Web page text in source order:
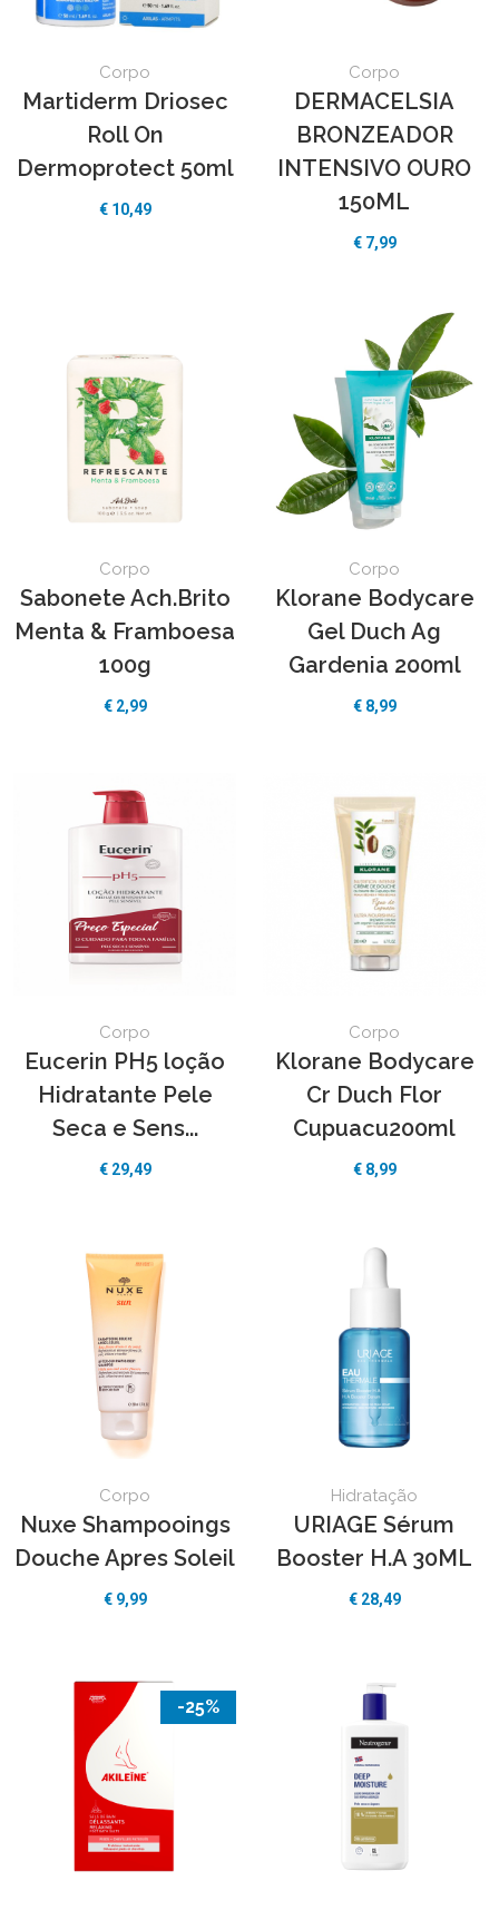
Corpo
Martiderm Driosec
Roll On
Dermoprotect 50ml
€ 10,49
Corpo
DERMACELSIA
BRONZEADOR
INTENSIVO OURO
150ML
€ 7,99
Corpo
Sabonete Ach.Brito
Menta & Framboesa
100g
€ 2,99
Corpo
Klorane Bodycare
Gel Duch Ag
Gardenia 200ml
€ 8,99
Corpo
Eucerin PH5 loção
Hidratante Pele
Seca e Sens...
€ 29,49
Corpo
Klorane Bodycare
Cr Duch Flor
Cupuacu200ml
€ 8,99
Corpo
Nuxe Shampooings
Douche Apres Soleil
€ 9,99
Hidratação
URIAGE Sérum
Booster H.A 30ML
€ 28,49
-25%